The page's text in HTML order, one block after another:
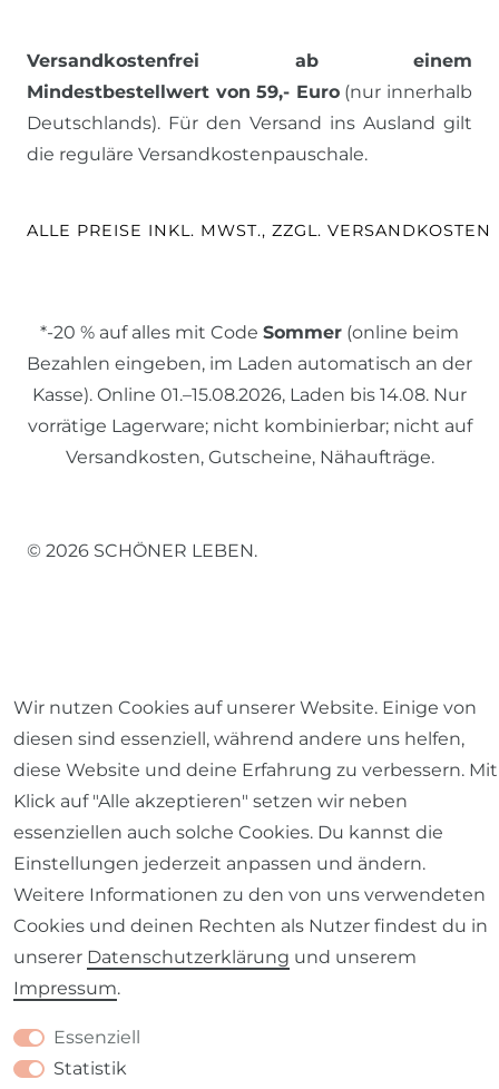
Versandkostenfrei ab einem
Mindestbestellwert von 59,- Euro(nur innerhalb
Deutschlands). Für den Versand ins Ausland gilt
die reguläre Versandkostenpauschale.
ALLE PREISE INKL. MWST., ZZGL. VERSANDKOSTEN
*-20 % auf alles mit Code Sommer (online beim
Bezahlen eingeben, im Laden automatisch an der
Kasse). Online 01.–15.08.2026, Laden bis 14.08. Nur
vorrätige Lagerware; nicht kombinierbar; nicht auf
Versandkosten, Gutscheine, Nähaufträge.
© 2026 SCHÖNER LEBEN.
Impressum Daten­schutz­erklärung AGB
Barrierefreiheitserklärung Widerrufs­recht
VERTRAG WIDERRUFEN
Wir nutzen Cookies auf unserer Website. Einige von
diesen sind essenziell, während andere uns helfen,
diese Website und deine Erfahrung zu verbessern. Mit
Klick auf "Alle akzeptieren" setzen wir neben
essenziellen auch solche Cookies. Du kannst die
Einstellungen jederzeit anpassen und ändern.
Weitere Informationen zu den von uns verwendeten
Cookies und deinen Rechten als Nutzer findest du in
unserer Daten­schutz­erklärung und unserem
Impressum.
Essenziell
Statistik